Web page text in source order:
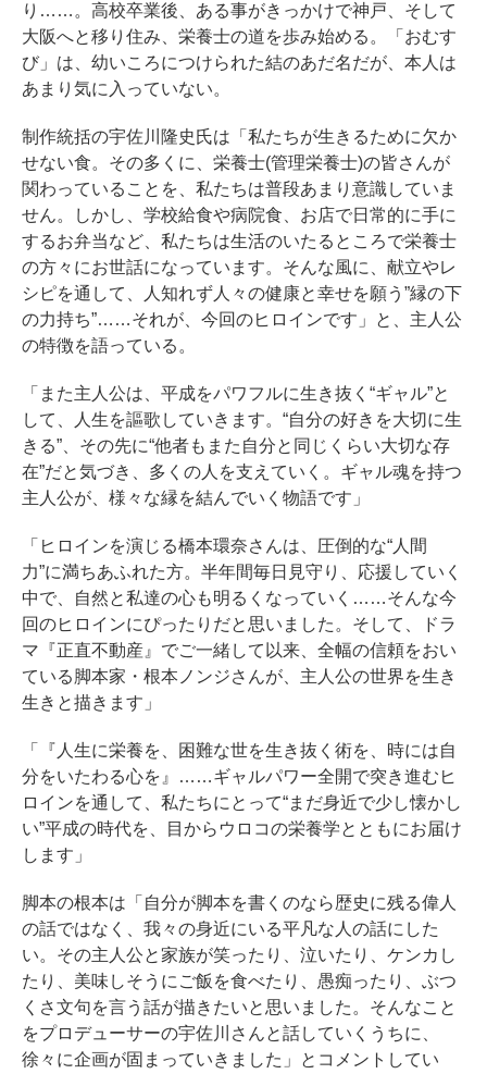
り……。高校卒業後、ある事がきっかけで神戸、そして
大阪へと移り住み、栄養士の道を歩み始める。「おむす
び」は、幼いころにつけられた結のあだ名だが、本人は
あまり気に入っていない。
制作統括の宇佐川隆史氏は「私たちが生きるために欠か
せない食。その多くに、栄養士(管理栄養士)の皆さんが
関わっていることを、私たちは普段あまり意識していま
せん。しかし、学校給食や病院食、お店で日常的に手に
するお弁当など、私たちは生活のいたるところで栄養士
の方々にお世話になっています。そんな風に、献立やレ
シピを通して、人知れず人々の健康と幸せを願う”縁の下
の力持ち”……それが、今回のヒロインです」と、主人公
の特徴を語っている。
「また主人公は、平成をパワフルに生き抜く“ギャル”と
して、人生を謳歌していきます。“自分の好きを大切に生
きる”、その先に“他者もまた自分と同じくらい大切な存
在”だと気づき、多くの人を支えていく。ギャル魂を持つ
主人公が、様々な縁を結んでいく物語です」
「ヒロインを演じる橋本環奈さんは、圧倒的な“人間
力”に満ちあふれた方。半年間毎日見守り、応援していく
中で、自然と私達の心も明るくなっていく……そんな今
回のヒロインにぴったりだと思いました。そして、ドラ
マ『正直不動産』でご一緒して以来、全幅の信頼をおい
ている脚本家・根本ノンジさんが、主人公の世界を生き
生きと描きます」
「『人生に栄養を、困難な世を生き抜く術を、時には自
分をいたわる心を』……ギャルパワー全開で突き進むヒ
ロインを通して、私たちにとって“まだ身近で少し懐かし
い”平成の時代を、目からウロコの栄養学とともにお届け
します」
脚本の根本は「自分が脚本を書くのなら歴史に残る偉人
の話ではなく、我々の身近にいる平凡な人の話にした
い。その主人公と家族が笑ったり、泣いたり、ケンカし
たり、美味しそうにご飯を食べたり、愚痴ったり、ぶつ
くさ文句を言う話が描きたいと思いました。そんなこと
をプロデューサーの宇佐川さんと話していくうちに、
徐々に企画が固まっていきました」とコメントしてい